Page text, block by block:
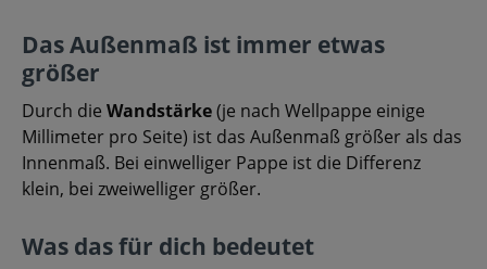
Das Außenmaß ist immer etwas
größer
Durch die Wandstärke(je nach Wellpappe einige
Millimeter pro Seite) ist das Außenmaß größer als das
Innenmaß. Bei einwelliger Pappe ist die Differenz
klein, bei zweiwelliger größer.
Was das für dich bedeutet